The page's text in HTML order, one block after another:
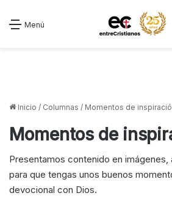
Menú
Inicio / Columnas / Momentos de
Momentos de
Presentamos contenido en
para que tengas unos buenos
devocional con Dios.